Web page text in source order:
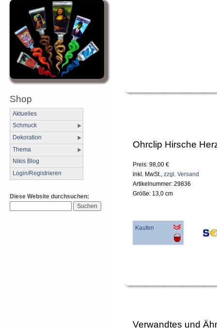
Shop
Aktuelles
Schmuck
Dekoration
Thema
Nikis Blog
Login/Registrieren
Diese Website durchsuchen:
Ohrclip Hirsche
Preis: 98,00 €
inkl. MwSt., zzgl. Versand
Artikelnummer: 29836
Größe: 13,0 cm
Kaufen
Verwandtes und